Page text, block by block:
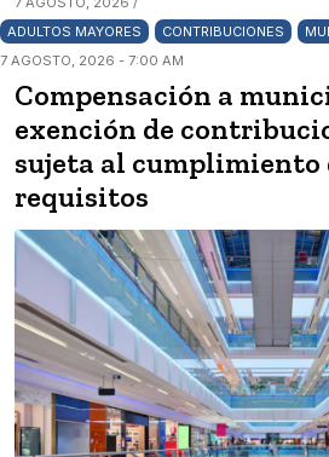
ADULTOS MAYORES
CONTRIBUCIONES
7 AGOSTO, 2026 - 7:00 AM
Compensación a
exención de
sujeta al cumplimiento
requisitos